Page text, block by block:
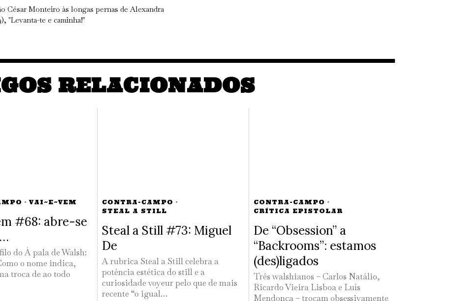
César Monteiro às longas pernas de Alexandra
"Levanta-te e caminha!"
RELACIONADOS
· VAI~E~VEM
#68: abre-se
do À pala de Walsh:
o nome indica,
troca de ao todo
CONTRA-CAMPO ·
STEAL A STILL
Steal a Still #73: Miguel
De
A rubrica Steal a Still celebra a
potência estética do still e a
curiosidade voyeur pelo que de mais
recente “o igual…
CONTRA-CAMPO ·
CRÍTICA EPISTOLAR
De “Obsession” a
“Backrooms”: estamos
(des)ligados
Três walshianos – Carlos Natálio,
Ricardo Vieira Lisboa e Luís
Mendonça – trocam obsessivamente